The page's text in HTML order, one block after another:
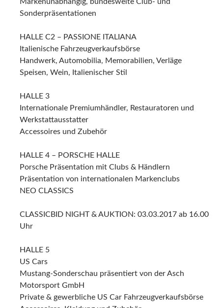
Schlepperfreunde Württemberg e.V.
Sonderschau präsentiert durch das Auwärter Museum
Oldtimerclubs
Marktplatz der Museen
HALLE 9 – ALFRED KÄRCHER HALLE
Großer internationaler Teilemarkt: Zubehör und
Originalteile für Oldtimer auf 10.500m²
Text/Fotos Helmut Werner